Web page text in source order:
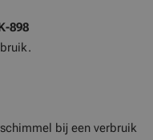
898
bij een verbruik